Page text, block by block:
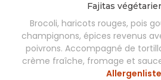
Fajitas
Brocoli, haricots rouges, pois
champignons, épices revenus
poivrons. Accompagné de
crème fraîche, fromage et
Allergenliste